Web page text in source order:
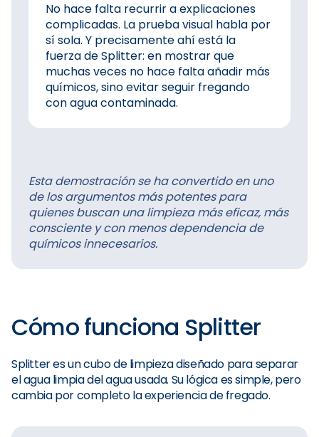
No hace falta recurrir a explicaciones
complicadas. La prueba visual habla por
sí sola. Y precisamente ahí está la
fuerza de Splitter: en mostrar que
muchas veces no hace falta añadir más
químicos, sino evitar seguir fregando
con agua contaminada.
Esta demostración se ha convertido en uno
de los argumentos más potentes para
quienes buscan una limpieza más eficaz, más
consciente y con menos dependencia de
químicos innecesarios.
Cómo funciona Splitter
Splitter es un cubo de limpieza diseñado para separar
el agua limpia del agua usada. Su lógica es simple, pero
cambia por completo la experiencia de fregado.